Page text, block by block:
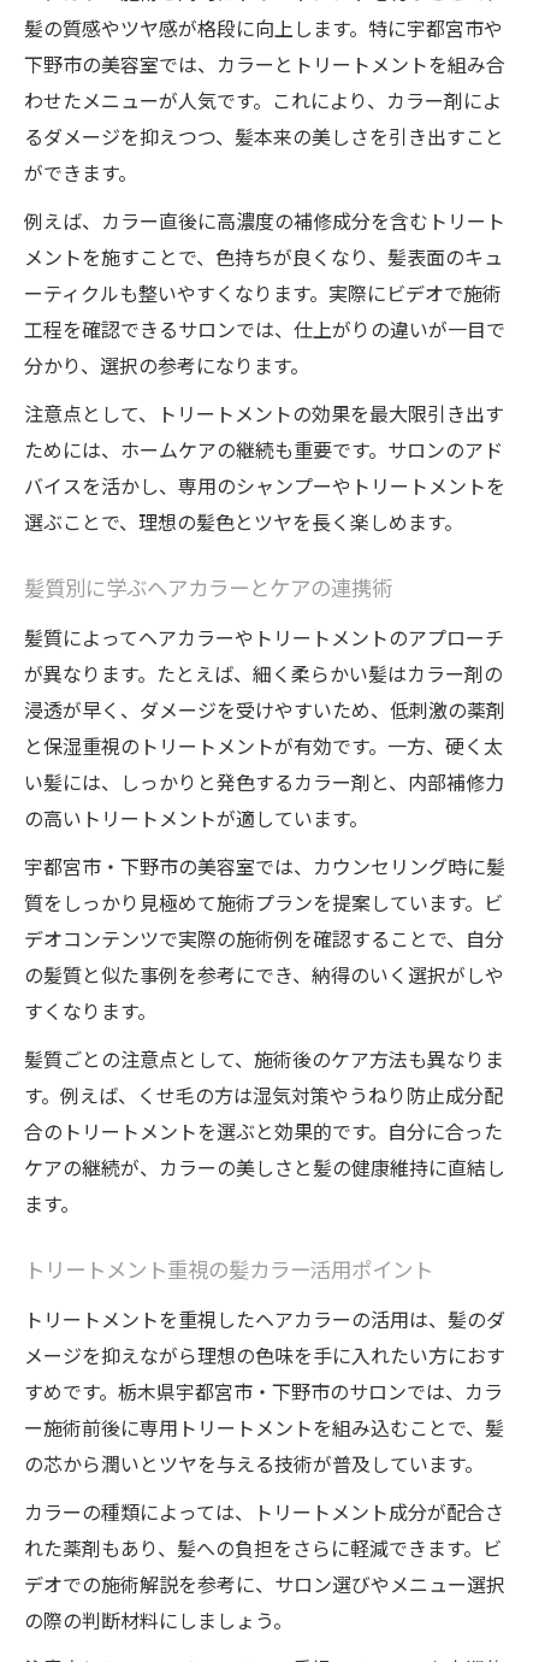
髪の質感やツヤ感が格段に向上します。特に宇都宮市や
下野市の美容室では、カラーとトリートメントを組み合
わせたメニューが人気です。これにより、カラー剤によ
るダメージを抑えつつ、髪本来の美しさを引き出すこと
ができます。
例えば、カラー直後に高濃度の補修成分を含むトリート
メントを施すことで、色持ちが良くなり、髪表面のキュ
ーティクルも整いやすくなります。実際にビデオで施術
工程を確認できるサロンでは、仕上がりの違いが一目で
分かり、選択の参考になります。
注意点として、トリートメントの効果を最大限引き出す
ためには、ホームケアの継続も重要です。サロンのアド
バイスを活かし、専用のシャンプーやトリートメントを
選ぶことで、理想の髪色とツヤを長く楽しめます。
髪質別に学ぶヘアカラーとケアの連携術
髪質によってヘアカラーやトリートメントのアプローチ
が異なります。たとえば、細く柔らかい髪はカラー剤の
浸透が早く、ダメージを受けやすいため、低刺激の薬剤
と保湿重視のトリートメントが有効です。一方、硬く太
い髪には、しっかりと発色するカラー剤と、内部補修力
の高いトリートメントが適しています。
宇都宮市・下野市の美容室では、カウンセリング時に髪
質をしっかり見極めて施術プランを提案しています。ビ
デオコンテンツで実際の施術例を確認することで、自分
の髪質と似た事例を参考にでき、納得のいく選択がしや
すくなります。
髪質ごとの注意点として、施術後のケア方法も異なりま
す。例えば、くせ毛の方は湿気対策やうねり防止成分配
合のトリートメントを選ぶと効果的です。自分に合った
ケアの継続が、カラーの美しさと髪の健康維持に直結し
ます。
トリートメント重視の髪カラー活用ポイント
トリートメントを重視したヘアカラーの活用は、髪のダ
メージを抑えながら理想の色味を手に入れたい方におす
すめです。栃木県宇都宮市・下野市のサロンでは、カラ
ー施術前後に専用トリートメントを組み込むことで、髪
の芯から潤いとツヤを与える技術が普及しています。
カラーの種類によっては、トリートメント成分が配合さ
れた薬剤もあり、髪への負担をさらに軽減できます。ビ
デオでの施術解説を参考に、サロン選びやメニュー選択
の際の判断材料にしましょう。